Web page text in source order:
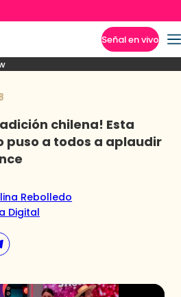
Señal en vivo
Capítulos Casting Noticias
chilena! Esta
puso a todos a aplaudir
Rebolledo
Digital